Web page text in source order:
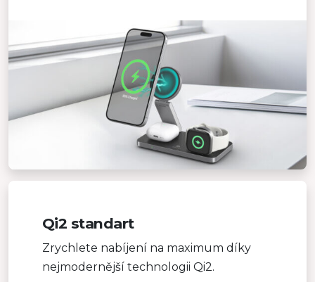
Qi2 standart
Zrychlete nabíjení na maximum díky
nejmodernější technologii Qi2.